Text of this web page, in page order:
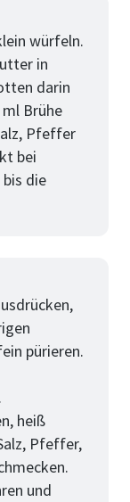
würfeln.
in
darin
Brühe
Pfeffer
bei
die
pürieren.
heiß
Pfeffer,
und